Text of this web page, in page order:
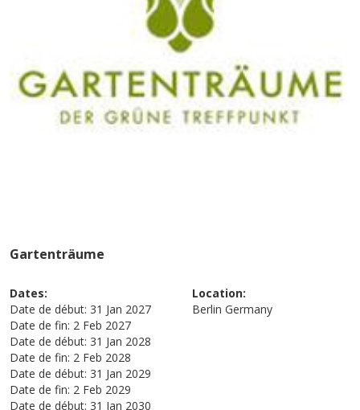
Gartenträume
Dates:
Date de début: 31 Jan 2027
Date de fin: 2 Feb 2027
Date de début: 31 Jan 2028
Date de fin: 2 Feb 2028
Date de début: 31 Jan 2029
Date de fin: 2 Feb 2029
Date de début: 31 Jan 2030
Location:
Berlin Germany